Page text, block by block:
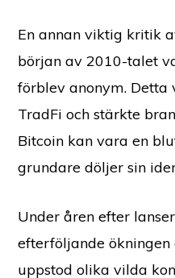
En annan viktig kritik
början av 2010-talet
förblev anonym.
TradFi och stärkte
Bitcoin kan vara en
grundare döljer sin
Under åren efter
efterföljande
uppstod olika vilda